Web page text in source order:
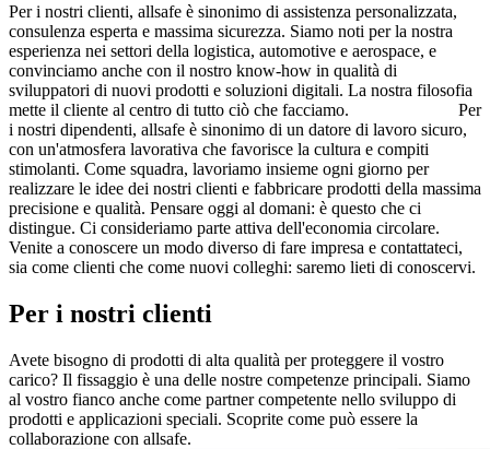
Per i nostri clienti, allsafe è sinonimo di assistenza personalizzata,
consulenza esperta e massima sicurezza. Siamo noti per la nostra
esperienza nei settori della logistica, automotive e aerospace, e
convinciamo anche con il nostro know-how in qualità di
sviluppatori di nuovi prodotti e soluzioni digitali. La nostra filosofia
mette il cliente al centro di tutto ciò che facciamo. Per
i nostri dipendenti, allsafe è sinonimo di un datore di lavoro sicuro,
con un'atmosfera lavorativa che favorisce la cultura e compiti
stimolanti. Come squadra, lavoriamo insieme ogni giorno per
realizzare le idee dei nostri clienti e fabbricare prodotti della massima
precisione e qualità. Pensare oggi al domani: è questo che ci
distingue. Ci consideriamo parte attiva dell'economia circolare.
Venite a conoscere un modo diverso di fare impresa e contattateci,
sia come clienti che come nuovi colleghi: saremo lieti di conoscervi.
Per i nostri clienti
Avete bisogno di prodotti di alta qualità per proteggere il vostro
carico? Il fissaggio è una delle nostre competenze principali. Siamo
al vostro fianco anche come partner competente nello sviluppo di
prodotti e applicazioni speciali. Scoprite come può essere la
collaborazione con allsafe.